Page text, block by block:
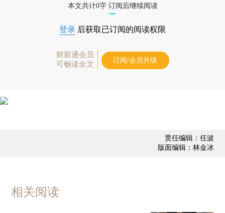
本文共计0字 订阅后继续阅读
登录 后获取已订阅的阅读权限
财新通会员
可畅读全文
订阅/会员升级
责任编辑：任波
版面编辑：林金冰
相关阅读